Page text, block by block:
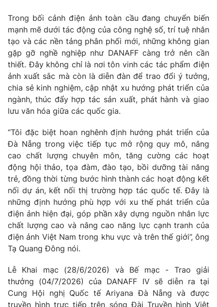
Trong bối cảnh điện ảnh toàn cầu đang chuyển biến
mạnh mẽ dưới tác động của công nghệ số, trí tuệ nhân
tạo và các nền tảng phân phối mới, những không gian
gặp gỡ nghề nghiệp như DANAFF càng trở nên cần
thiết. Đây không chỉ là nơi tôn vinh các tác phẩm điện
ảnh xuất sắc mà còn là diễn đàn để trao đổi ý tưởng,
chia sẻ kinh nghiệm, cập nhật xu hướng phát triển của
ngành, thúc đẩy hợp tác sản xuất, phát hành và giao
lưu văn hóa giữa các quốc gia.
“Tôi đặc biệt hoan nghênh định hướng phát triển của
Đà Nẵng trong việc tiếp tục mở rộng quy mô, nâng
cao chất lượng chuyên môn, tăng cường các hoạt
động hội thảo, tọa đàm, đào tạo, bồi dưỡng tài năng
trẻ, đồng thời từng bước hình thành các hoạt động kết
nối dự án, kết nối thị trường hợp tác quốc tế. Đây là
những định hướng phù hợp với xu thế phát triển của
điện ảnh hiện đại, góp phần xây dựng nguồn nhân lực
chất lượng cao và nâng cao năng lực cạnh tranh của
điện ảnh Việt Nam trong khu vực và trên thế giới”, ông
Tạ Quang Đông nói.
Lễ Khai mạc (28/6/2026) và Bế mạc - Trao giải
thưởng (04/7/2026) của DANAFF IV sẽ diễn ra tại
Cung Hội nghị Quốc tế Ariyana Đà Nẵng và được
truyền hình trực tiếp trên sóng Đài Truyền hình Việt